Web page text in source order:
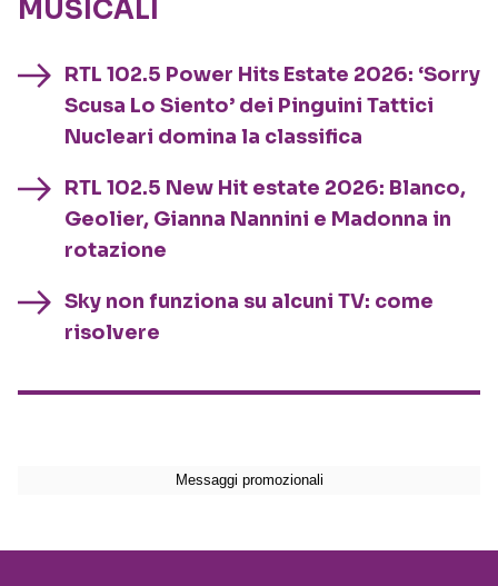
MUSICALI
RTL 102.5 Power Hits Estate 2026: ‘Sorry
Scusa Lo Siento’ dei Pinguini Tattici
Nucleari domina la classifica
RTL 102.5 New Hit estate 2026: Blanco,
Geolier, Gianna Nannini e Madonna in
rotazione
Sky non funziona su alcuni TV: come
risolvere